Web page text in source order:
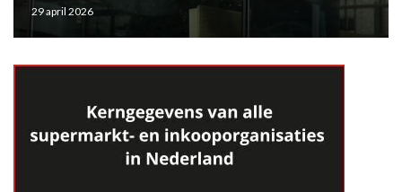
29 april 2026